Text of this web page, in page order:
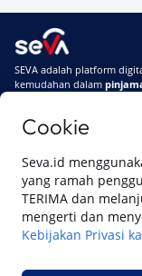
Cookie
Seva.id
yang ramah
TERIMA dan
mengerti dan
Kebijakan Privasi
Telat
SEVA adalah platform
kemudahan dalam
Di SEVA, BPKB mobilmu
Tentang SEVASyarat &
Pemberitahuan Privasi